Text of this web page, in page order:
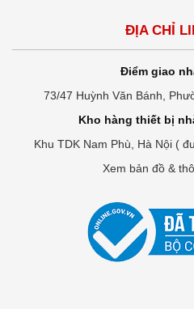
ĐỊA CHỈ
Điểm giao
73/47 Huỳnh Văn Bánh,
Kho hàng thiết bị
Khu TDK Nam Phù, Hà Nội (
Xem bản đồ &